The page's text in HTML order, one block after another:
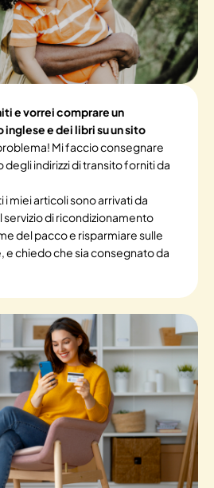
e vorrei comprare un
inglese e dei libri su un sito
Mi faccio consegnare
degli indirizzi di transito forniti da
i miei articoli sono arrivati da
servizio di ricondizionamento
del pacco e risparmiare sulle
e chiedo che sia consegnato da